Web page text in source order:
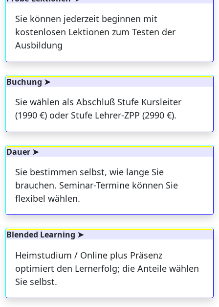
Sie können jederzeit beginnen mit
kostenlosen Lektionen zum Testen der
Ausbildung
Buchung ➤
Sie wählen als Abschluß Stufe Kursleiter
(1990 €) oder Stufe Lehrer-ZPP (2990 €).
Dauer ➤
Sie bestimmen selbst, wie lange Sie
brauchen. Seminar-Termine können Sie
flexibel wählen.
Blended Learning ➤
Heimstudium / Online plus Präsenz
optimiert den Lernerfolg; die Anteile wählen
Sie selbst.